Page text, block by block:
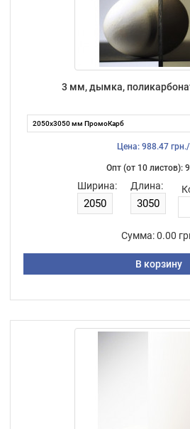
3 мм, дымка,
Цена: 988.47
Опт (от 10 листов):
Ширина: Длина:
Сумма: 0.00
В корзину